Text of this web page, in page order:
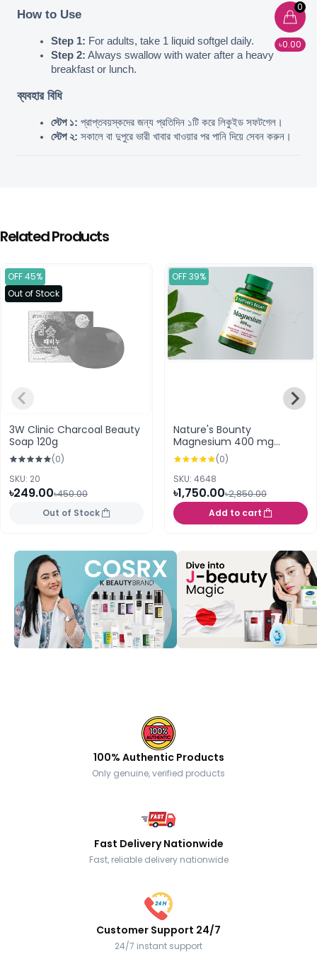
0
৳0.00
How to Use
Step 1: For adults, take 1 liquid softgel daily.
Step 2: Always swallow with water after a heavy
breakfast or lunch.
ব্যবহার বিধি
স্টেপ ১: প্রাপ্তবয়স্কদের জন্য প্রতিদিন ১টি করে লিকুইড সফটগেল।
স্টেপ ২: সকালে বা দুপুরে ভারী খাবার খাওয়ার পর পানি দিয়ে সেবন করুন।
Related Products
OFF 45%
Out of Stock
3W Clinic Charcoal Beauty
Soap 120g
(0)
SKU: 20
৳249.00৳450.00
Out of Stock
OFF 39%
Nature's Bounty
Magnesium 400 mg
Softgel, Whole Body
Support 75 Softgels
(0)
SKU: 4648
৳1,750.00৳2,850.00
Add to cart
100% Authentic Products
Only genuine, verified products
Fast Delivery Nationwide
Fast, reliable delivery nationwide
Customer Support 24/7
24/7 instant support